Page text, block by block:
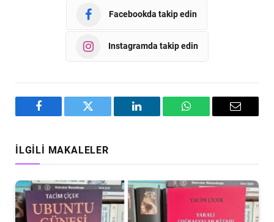
Facebookda takip edin
Instagramda takip edin
Facebook Twitter LinkedIn WhatsAppEmail
İLGILI MAKALELER